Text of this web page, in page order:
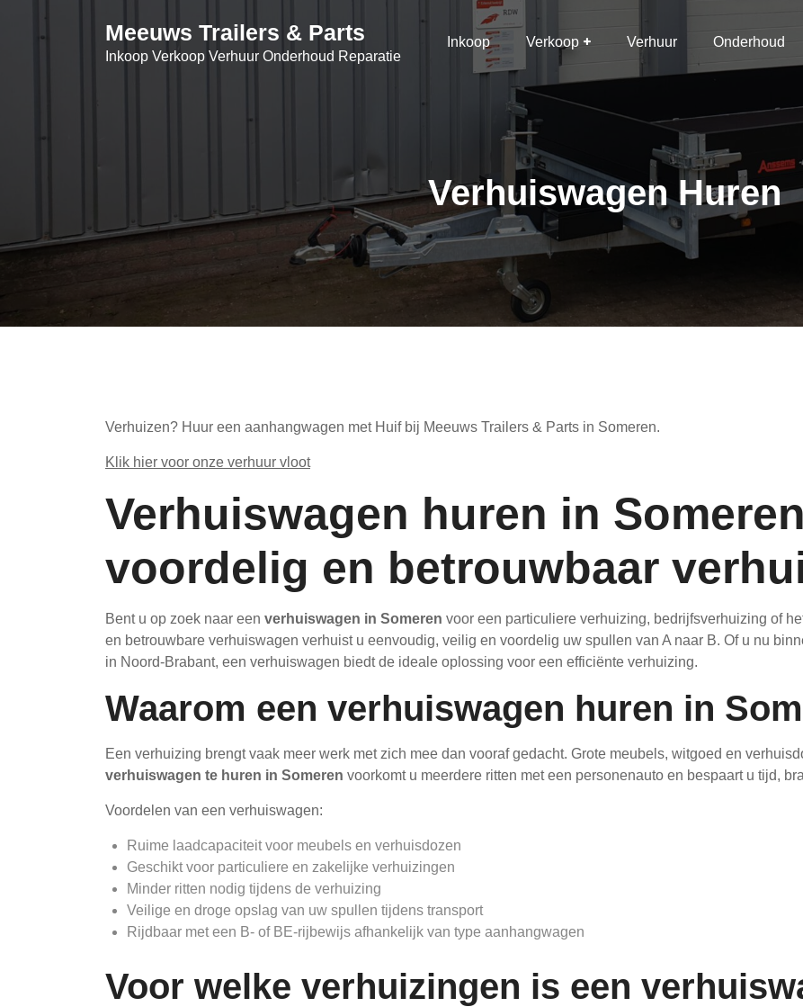
Meeuws Trailers & Parts
Inkoop Verkoop Verhuur Onderhoud Reparatie
Inkoop Verkoop Verhuur Onderhoud
Verhuiswagen Huren
Verhuizen? Huur een aanhangwagen met Huif bij Meeuws Trailers & Parts in Someren.
Klik hier voor onze verhuur vloot
Verhuiswagen huren in
voordelig en betrouwbaar
Bent u op zoek naar een verhuiswagen in Someren voor een particuliere verhuizing, bedrijfsverhuizing of
en betrouwbare verhuiswagen verhuist u eenvoudig, veilig en voordelig uw spullen van A naar B. Of u nu
in Noord-Brabant, een verhuiswagen biedt de ideale oplossing voor een efficiënte verhuizing.
Waarom een verhuiswagen huren in
Een verhuizing brengt vaak meer werk met zich mee dan vooraf gedacht. Grote meubels, witgoed en
verhuiswagen te huren in Someren voorkomt u meerdere ritten met een personenauto en bespaart u tijd,
Voordelen van een verhuiswagen:
Ruime laadcapaciteit voor meubels en verhuisdozen
Geschikt voor particuliere en zakelijke verhuizingen
Minder ritten nodig tijdens de verhuizing
Veilige en droge opslag van uw spullen tijdens transport
Rijdbaar met een B- of BE-rijbewijs afhankelijk van type aanhangwagen
Voor welke verhuizingen is een